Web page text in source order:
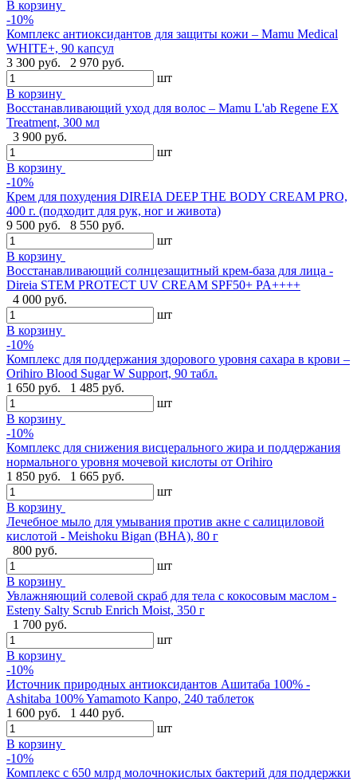
В корзину
-10%
Комплекс антиоксидантов для защиты кожи – Mamu Medical
WHITE+, 90 капсул
3 300 руб.
2 970 руб.
шт
В корзину
Восстанавливающий уход для волос – Mamu L'ab Regene EX
Treatment, 300 мл
3 900 руб.
шт
В корзину
-10%
Крем для похудения DIREIA DEEP THE BODY CREAM PRO,
400 г. (подходит для рук, ног и живота)
9 500 руб.
8 550 руб.
шт
В корзину
Восстанавливающий солнцезащитный крем-база для лица -
Direia STEM PROTECT UV CREAM SPF50+ PA++++
4 000 руб.
шт
В корзину
-10%
Комплекс для поддержания здорового уровня сахара в крови –
Orihiro Blood Sugar W Support, 90 табл.
1 650 руб.
1 485 руб.
шт
В корзину
-10%
Комплекс для снижения висцерального жира и поддержания
нормального уровня мочевой кислоты от Orihiro
1 850 руб.
1 665 руб.
шт
В корзину
Лечебное мыло для умывания против акне с салициловой
кислотой - Meishoku Bigan (BHA), 80 г
800 руб.
шт
В корзину
Увлажняющий солевой скраб для тела с кокосовым маслом -
Esteny Salty Scrub Enrich Moist, 350 г
1 700 руб.
шт
В корзину
-10%
Источник природных антиоксидантов Ашитаба 100% -
Ashitaba 100% Yamamoto Kanpo, 240 таблеток
1 600 руб.
1 440 руб.
шт
В корзину
-10%
Комплекс с 650 млрд молочнокислых бактерий для поддержки